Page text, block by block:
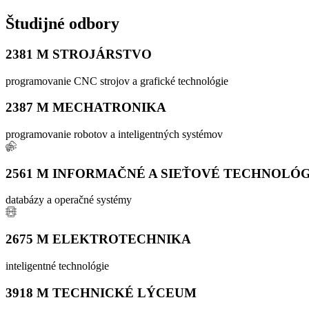
Študijné odbory
2381 M STROJÁRSTVO
programovanie CNC strojov a grafické technológie
2387 M MECHATRONIKA
programovanie robotov a inteligentných systémov
2561 M INFORMAČNÉ A SIEŤOVÉ
databázy a operačné systémy
2675 M ELEKTROTECHNIKA
inteligentné technológie
3918 M TECHNICKÉ LÝCEUM